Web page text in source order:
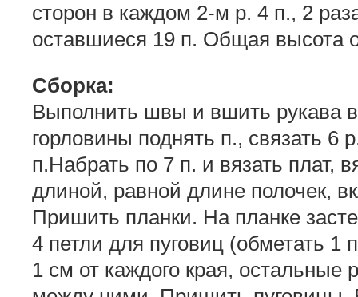
сторон в каждом 2-м р. 4 п., 2
оставшиеся 19 п. Общая высота
Сборка:
Выполнить швы и вшить рукава
горловины поднять п., связать 6
п.Набрать по 7 п. и вязать плат,
длиной, равной длине полочек,
Пришить планки. На планке
4 петли для пуговиц (обметать
1 см от каждого края, остальные